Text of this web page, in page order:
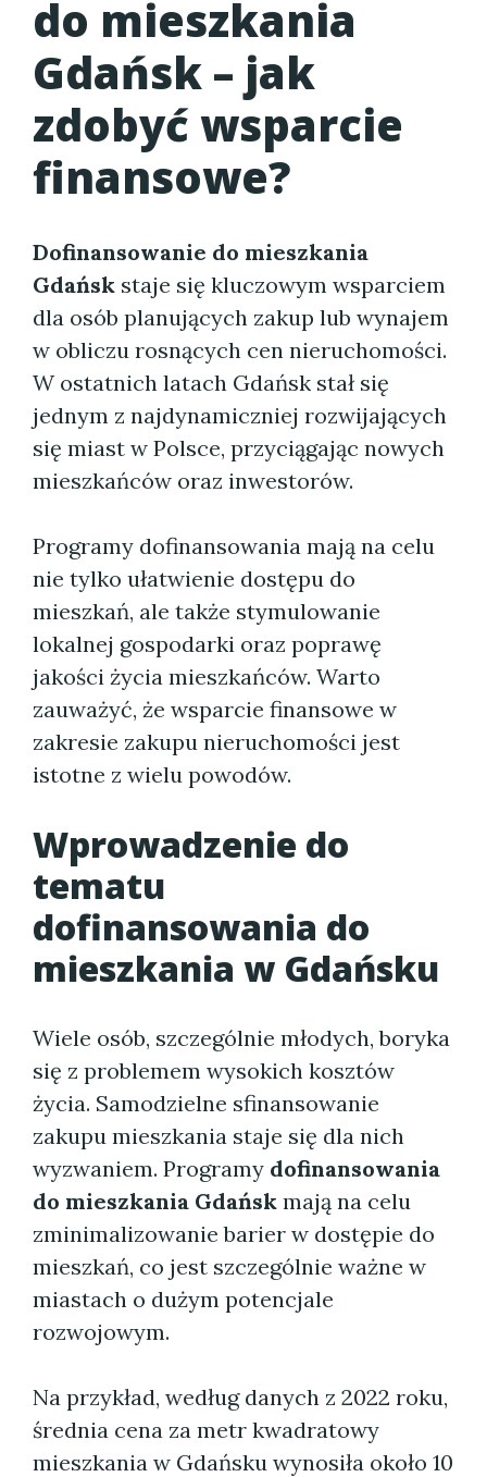
do mieszkania
Gdańsk – jak
zdobyć wsparcie
finansowe?
Dofinansowanie do mieszkania
Gdańsk staje się kluczowym wsparciem
dla osób planujących zakup lub wynajem
w obliczu rosnących cen nieruchomości.
W ostatnich latach Gdańsk stał się
jednym z najdynamiczniej rozwijających
się miast w Polsce, przyciągając nowych
mieszkańców oraz inwestorów.
Programy dofinansowania mają na celu
nie tylko ułatwienie dostępu do
mieszkań, ale także stymulowanie
lokalnej gospodarki oraz poprawę
jakości życia mieszkańców. Warto
zauważyć, że wsparcie finansowe w
zakresie zakupu nieruchomości jest
istotne z wielu powodów.
Wprowadzenie do
tematu
dofinansowania do
mieszkania w Gdańsku
Wiele osób, szczególnie młodych, boryka
się z problemem wysokich kosztów
życia. Samodzielne sfinansowanie
zakupu mieszkania staje się dla nich
wyzwaniem. Programy dofinansowania
do mieszkania Gdańsk mają na celu
zminimalizowanie barier w dostępie do
mieszkań, co jest szczególnie ważne w
miastach o dużym potencjale
rozwojowym.
Na przykład, według danych z 2022 roku,
średnia cena za metr kwadratowy
mieszkania w Gdańsku wynosiła około 10